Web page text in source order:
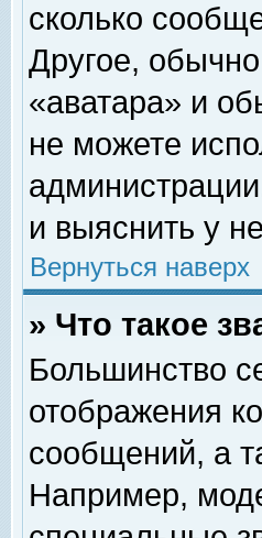
сколько
Другое,
«аватара» и
не можете
и выяснить у
Вернуться наверх
» Что такое
Большинство
отображения
сообщений, а
Например,